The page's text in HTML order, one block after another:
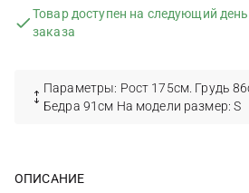
Товар доступен на следующий
заказа
Параметры: Рост 175см. Грудь
Бедра 91см На модели размер: S
ОПИСАНИЕ